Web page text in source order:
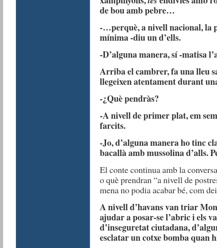
de bou amb pebre…
-…perquè, a nivell nacional, la
mínima -diu un d’ells.
-D’alguna manera, sí -matisa
Arriba el cambrer, fa una lleu
llegeixen atentament durant
-¿Què pendràs?
-A nivell de primer plat, em
farcits.
-Jo, d’alguna manera ho tinc
bacallà amb mussolina d’alls.
El conte continua amb la
o què prendran “a nivell de
mena no podia acabar bé, com
A nivell d’havans van triar
ajudar a posar-se l’abric i els
d’inseguretat ciutadana,
esclatar un cotxe bomba quan